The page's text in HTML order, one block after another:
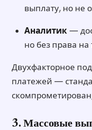
выплату, но не
Аналитик—
но без права на
Двухфакторное
платежей —
3. Массовые